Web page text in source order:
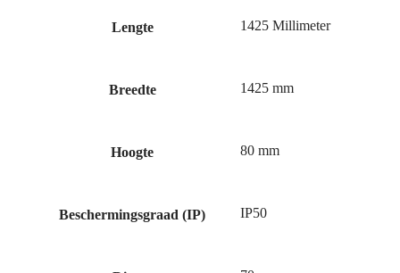
Lengte 1425 Millimeter
Breedte 1425 mm
Hoogte 80 mm
Beschermingsgraad (IP) IP50